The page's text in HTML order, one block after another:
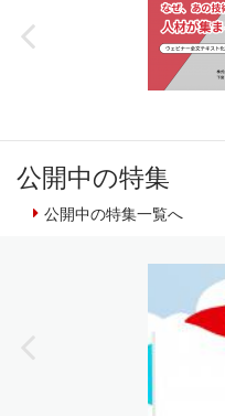
公開中の特集
公開中の特集一覧へ